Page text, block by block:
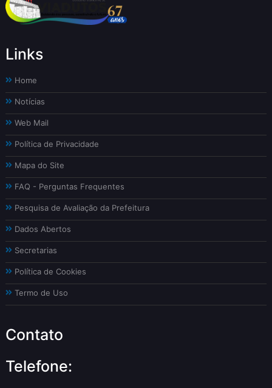
Links
Home
Notícias
Web Mail
Política de Privacidade
Mapa do Site
FAQ - Perguntas Frequentes
Pesquisa de Avaliação da Prefeitura
Dados Abertos
Secretarias
Política de Cookies
Termo de Uso
Contato
Telefone: